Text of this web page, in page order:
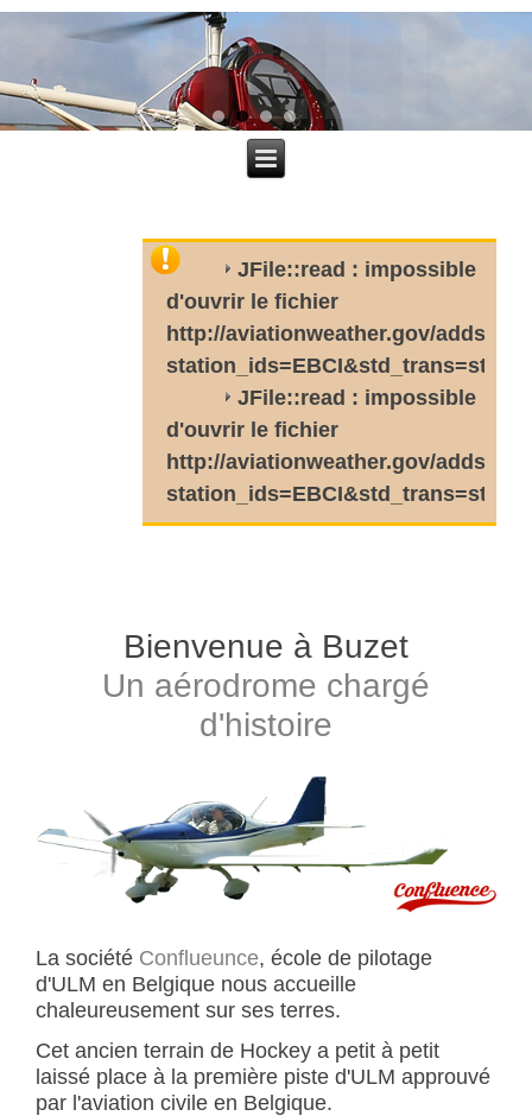
JFile::read : impossible
d'ouvrir le fichier
http://aviationweather.gov/adds/
JFile::read : impossible
d'ouvrir le fichier
http://aviationweather.gov/adds/
Bienvenue à Buzet
Un aérodrome chargé
d'histoire
La société Conflueunce, école de pilotage
d'ULM en Belgique nous accueille
chaleureusement sur ses terres.
Cet ancien terrain de Hockey a petit à petit
laissé place à la première piste d'ULM approuvé
par l'aviation civile en Belgique.